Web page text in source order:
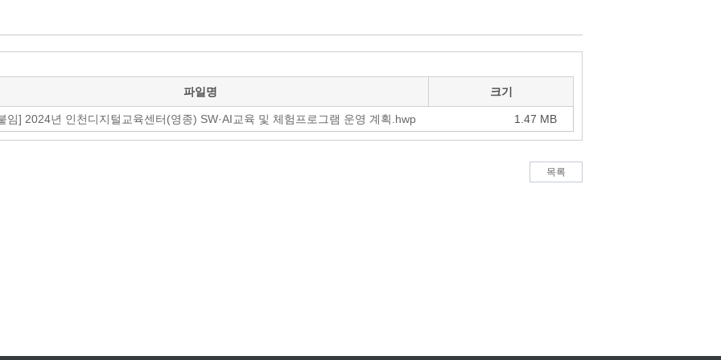
파일명 크기
임] 2024년 인천디지털교육센터(영종) SW·AI교육 및 체험프로그램 운영 계획.hwp 1.47 MB
목록